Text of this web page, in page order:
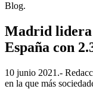
Blog.
Madrid lidera
España con
10 junio 2021.-
en la que más